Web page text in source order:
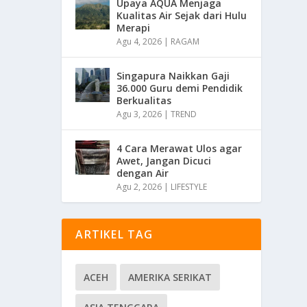
Upaya AQUA Menjaga
Kualitas Air Sejak dari Hulu
Merapi
Agu 4, 2026 | RAGAM
Singapura Naikkan Gaji
36.000 Guru demi Pendidik
Berkualitas
Agu 3, 2026 |TREND
4 Cara Merawat Ulos agar
Awet, Jangan Dicuci
dengan Air
Agu 2, 2026 | LIFESTYLE
ARTIKEL TAG
ACEH AMERIKA SERIKAT